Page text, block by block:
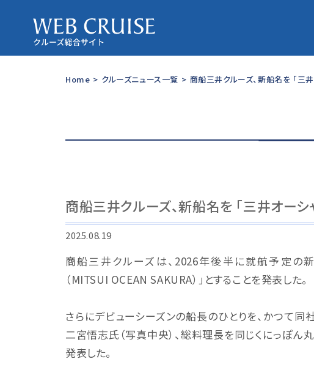
Home > クルーズニュース一覧 > 商船三井クルーズ、新船名を 「三
商船三井クルーズ、新船名を 「三井オーシ
2025.08.19
商船三井クルーズは、2026年後半に就航予定の
（MITSUI OCEAN SAKURA）」とすることを発表した。
さらにデビューシーズンの船長のひとりを、かつて同
二宮悟志氏（写真中央）、総料理長を同じくにっぽん
発表した。